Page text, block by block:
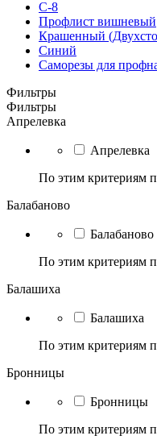
С-8
Профлист вишневый
Крашенный
Синий
Саморезы для
Фильтры
Фильтры
Апрелевка
Апрелевка
По этим критериям
Балабаново
Балабаново
По этим критериям
Балашиха
Балашиха
По этим критериям
Бронницы
Бронницы
По этим критериям